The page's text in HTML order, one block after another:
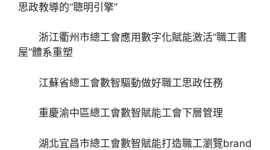
思政教導的“聰明引擎”
浙江衢州市總工會應用數字化賦能激活“職工書
屋”體系重塑
江蘇省總工會數智驅動做好職工思政任務
重慶渝中區總工會數智賦能工會下層管理
湖北宜昌市總工會數智賦能打造職工瀏覽brand